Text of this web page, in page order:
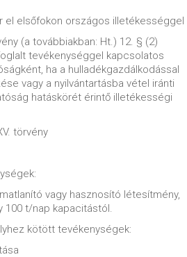
el elsőfokon országos illetékességgel
(a továbbiakban: Ht.) 12. § (2)
tevékenységgel kapcsolatos
ha a hulladékgazdálkodással
vagy a nyilvántartásba vétel iránti
hatáskörét érintő illetékességi
törvény
vagy hasznosító létesítmény,
100 t/nap kapacitástól.
kötött tevékenységek: